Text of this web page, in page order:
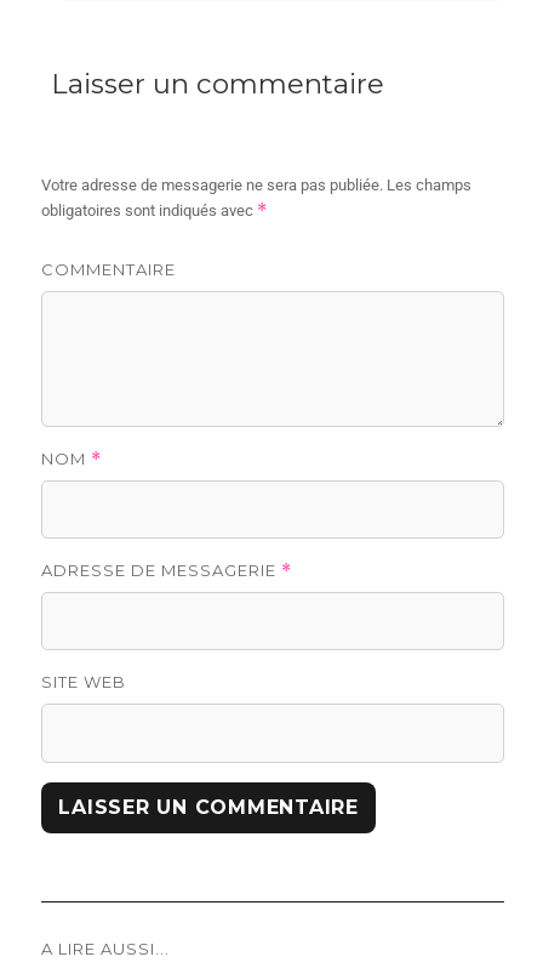
Laisser un commentaire
Votre adresse de messagerie ne sera pas publiée. Les champs
obligatoires sont indiqués avec *
COMMENTAIRE
NOM *
ADRESSE DE MESSAGERIE *
SITE WEB
Navigation
A LIRE AUSSI...